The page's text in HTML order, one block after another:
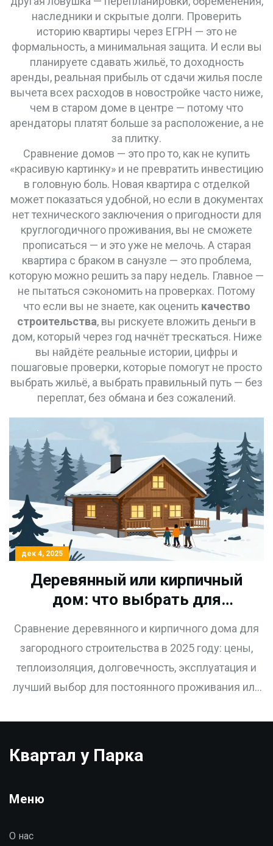
наследники и скрытые долги. Проверить
историю квартиры через ЕГРН — это не
формальность, а минимальная защита. И если вы
планируете сдавать жильё, то доходность
аренды, реальная прибыль от сдачи жилья после
вычета всех расходов в новостройке часто ниже,
чем в старом доме в центре — потому что
арендаторы платят больше за расположение, а не
за плитку.
Сравнение домов — это про то, как не купить
«красивую картинку» и не превратить инвестицию
в головную боль. Новая квартира с отделкой
может показаться удобной, но если в документах
нет технического заключения о пригодности для
круглогодичного проживания, вы не сможете
прописаться — и это уже не мелочь. А старая
квартира с браком в санузле — это проблема,
которую можно решить за пару недель. Главное —
не пытаться сэкономить на проверках. Потому
что если вы не знаете, как оценить качество
строительства, вы рискуете вложить деньги в
дом, который через год начнёт трескаться. Ниже
вы найдёте реальные истории, цифры и
пошаговые проверки, которые помогут не просто
выбрать жильё, а выбрать правильный путь — без
переплат, без обмана и без сожалений.
дек 4, 2025
Деревянный или кирпичный
дом: что выбрать для
дачи в 2025 году
Сравнение деревянного и кирпичного дома для
загородного строительства в 2025 году: цены,
теплоизоляция, долговечность, эксплуатация и
лучший выбор для постоянного проживания или
Квартал у Парка
Меню
О нас